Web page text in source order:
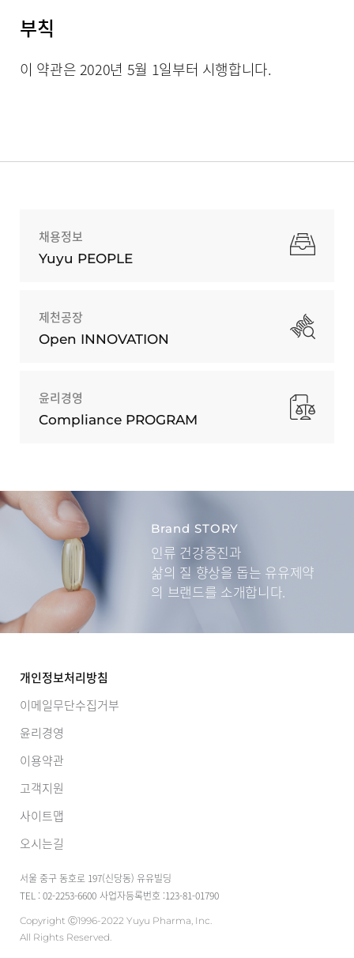
부칙
이 약관은 2020년 5월 1일부터 시행합니다.
채용정보
Yuyu PEOPLE
제천공장
Open INNOVATION
윤리경영
Compliance PROGRAM
Brand STORY
인류 건강증진과
삶의 질 향상을 돕는 유유제약
의 브랜드를 소개합니다.
개인정보처리방침
이메일무단수집거부
윤리경영
이용약관
고객지원
사이트맵
오시는길
서울 중구 동호로 197(신당동) 유유빌딩
TEL : 02-2253-6600 사업자등록번호 :123-81-01790
Copyright Ⓒ1996-2022 Yuyu Pharma, Inc.
All Rights Reserved.